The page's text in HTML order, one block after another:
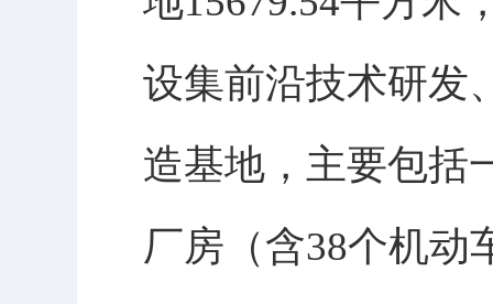
设集前沿技术研发
造基地，主要包括
厂房（含38个机动